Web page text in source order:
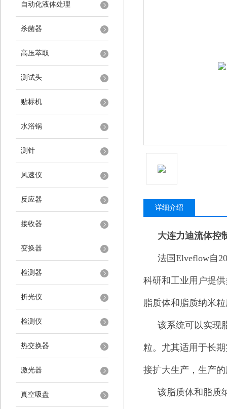
自动化液体处理
杀菌器
高压萃取
测试头
贴标机
水浴锅
测针
风速仪
反应器
接收器
变换器
检测器
折光仪
检测仪
热交换器
激光器
真空吸盘
详细介绍
大连力迪流体控
法国Elveflow自
科研和工业用户提
脂质体和脂质纳米
该系统可以实现
粒。尤其适用于长
接扩大生产，生产
该脂质体和脂质